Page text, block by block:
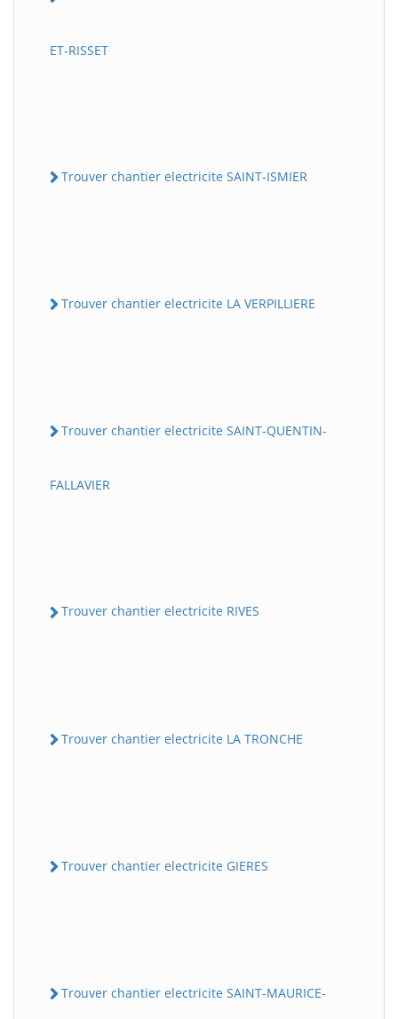
ET-RISSET
Trouver chantier electricite SAINT-ISMIER
Trouver chantier electricite LA VERPILLIERE
Trouver chantier electricite SAINT-QUENTIN-
FALLAVIER
Trouver chantier electricite RIVES
Trouver chantier electricite LA TRONCHE
Trouver chantier electricite GIERES
Trouver chantier electricite SAINT-MAURICE-